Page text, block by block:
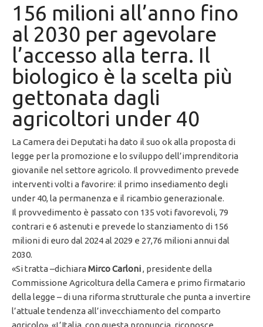
156 milioni all’anno fino
al 2030 per agevolare
l’accesso alla terra. Il
biologico è la scelta più
gettonata dagli
agricoltori under 40
La Camera dei Deputati ha dato il suo ok alla proposta di
legge per la promozione e lo sviluppo dell’imprenditoria
giovanile nel settore agricolo. Il provvedimento prevede
interventi volti a favorire: il primo insediamento degli
under 40, la permanenza e il ricambio generazionale.
Il provvedimento è passato con 135 voti favorevoli, 79
contrari e 6 astenuti e prevede lo stanziamento di 156
milioni di euro dal 2024 al 2029 e 27,76 milioni annui dal
2030.
«Si tratta –dichiaraMirco Carloni, presidente della
Commissione Agricoltura della Camera e primo firmatario
della legge – di una riforma strutturale che punta a invertire
l’attuale tendenza all’invecchiamento del comparto